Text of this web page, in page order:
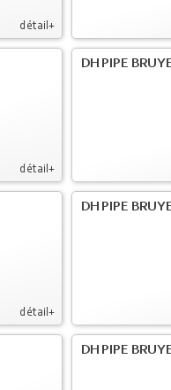
détail+
détail+
DH PIPE
détail+
DH PIPE
DH PIPE